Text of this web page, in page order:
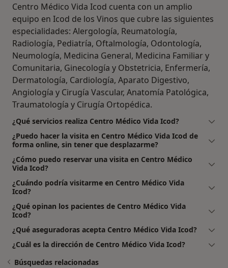
Centro Médico Vida Icod cuenta con un amplio
equipo en Icod de los Vinos que cubre las siguientes
especialidades: Alergología, Reumatología,
Radiología, Pediatría, Oftalmología, Odontología,
Neumología, Medicina General, Medicina Familiar y
Comunitaria, Ginecología y Obstetricia, Enfermería,
Dermatología, Cardiología, Aparato Digestivo,
Angiología y Cirugía Vascular, Anatomía Patológica,
Traumatología y Cirugía Ortopédica.
¿Qué servicios realiza Centro Médico Vida Icod?
¿Puedo hacer la visita en Centro Médico Vida Icod de
forma online, sin tener que desplazarme?
¿Cómo puedo reservar una visita en Centro Médico
Vida Icod?
¿Cuándo podría visitarme en Centro Médico Vida
Icod?
¿Qué opinan los pacientes de Centro Médico Vida
Icod?
¿Qué aseguradoras acepta Centro Médico Vida Icod?
¿Cuál es la dirección de Centro Médico Vida Icod?
Búsquedas relacionadas